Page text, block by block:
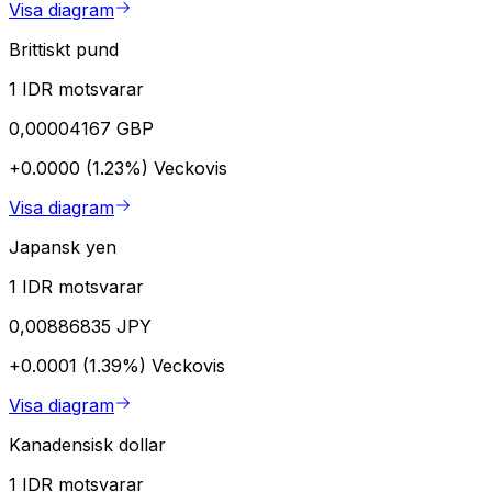
Visa diagram
Brittiskt pund
1 IDR motsvarar
0,00004167 GBP
+0.0000 (1.23%) Veckovis
Visa diagram
Japansk yen
1 IDR motsvarar
0,00886835 JPY
+0.0001 (1.39%) Veckovis
Visa diagram
Kanadensisk dollar
1 IDR motsvarar